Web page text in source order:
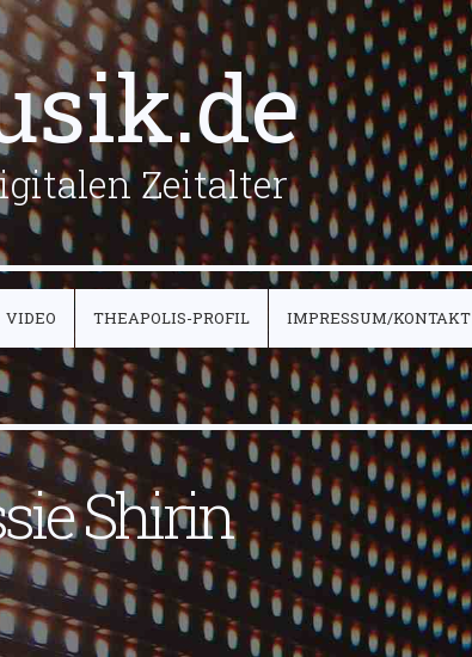
Zeitalter
VIDEO THEAPOLIS-PROFIL IMPRESSUM/KONTAKT
Shirin